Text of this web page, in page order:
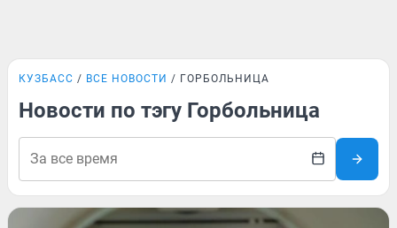
КУЗБАСС ВСЕ НОВОСТИ ГОРБОЛЬНИЦА
Новости по тэгу Горбольница